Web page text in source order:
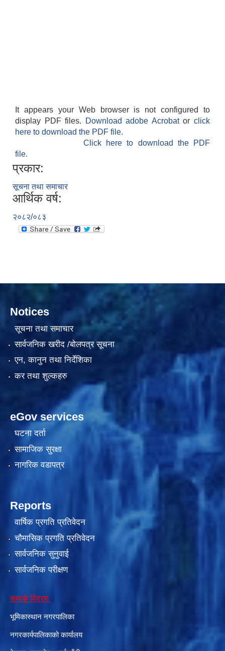
It appears your Web browser is not configured to
display PDF files.
Download adobe Acrobatorclick
here to download the PDF file.
Click here to download the PDF
file.
प्रकार:
सूचना तथा समाचार
आर्थिक वर्ष:
२०८२/०८३
Notices
सूचना तथा समाचार
सार्वजनिक खरीद /बोलपत्र सूचना
एन, कानुन तथा निर्देशिका
कर तथा शुल्कहरु
eGov services
घटना दर्ता
सामाजिक सुरक्षा
नागरिक वडापत्र
Reports
वार्षिक प्रगति प्रतिवेदन
चौमासिक प्रगति प्रतिवेदन
सार्वजनिक सुनुवाई
सार्वजनिक परीक्षण
सम्पर्क विवरण
भूमिकास्थान नगरपालिका
नगरकार्यपालिकाको कार्यालय